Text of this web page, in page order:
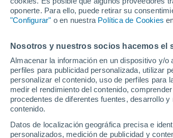
oponerte. Para ello, puede retirar su
"Configurar" o en nuestra Política de Cookies
Nosotros y nuestros socios hacemos el
Almacenar la información en un dispositivo y/
perfiles para publicidad personalizada, utilizar
personalizar el contenido, uso de perfiles para
medir el rendimiento del contenido,
procedentes de diferentes fuentes, desarrollo
contenido.
Datos de localización geográfica precisa e
personalizados, medición de publicidad y
Curarigua
31°
San Pedro